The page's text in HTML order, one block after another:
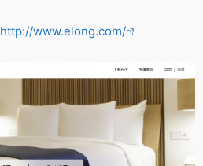
http://www.elong.com/